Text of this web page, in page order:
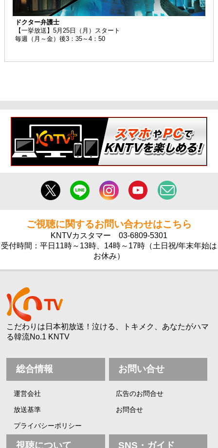
ドクター弁護士
【一挙放送】5月25日（月）スタート
毎週（月～金）後3：35～4：50
ご視聴に関するお問い合わせはこちら
KNTVカスタマー 03-6809-5301
受付時間：平日11時～13時、14時～17時（土日祝/年末年始は
お休み）
こだわりは日本初放送！泣ける、トキメク、あなたがハマ
る韓流No.1 KNTV
総合情報
運営会社
放送基準
プライバシーポリシー
お問い合せ
広告のお問合せ
お問合せ
視聴について SNS・ガイド